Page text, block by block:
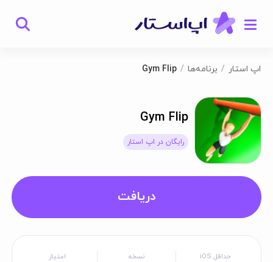
اپ استار برنامه‌ها Gym Flip
Gym Flip
رایگان در اپ استار
دریافت
حداقل iOS نسخه امتیاز